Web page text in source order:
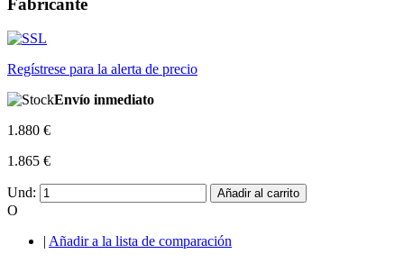
Regístrese para la alerta de precio
Envío inmediato
1.880 €
1.865 €
Und: Añadir al carrito
O
| Añadir a la lista de comparación